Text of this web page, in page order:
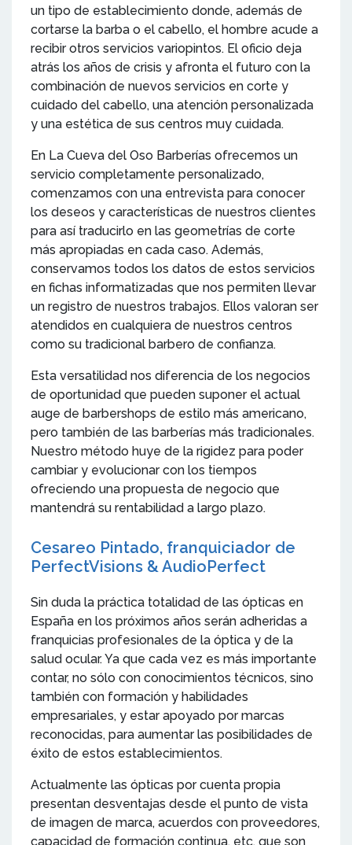
un tipo de establecimiento donde, además de
cortarse la barba o el cabello, el hombre acude a
recibir otros servicios variopintos. El oficio deja
atrás los años de crisis y afronta el futuro con la
combinación de nuevos servicios en corte y
cuidado del cabello, una atención personalizada
y una estética de sus centros muy cuidada.
En La Cueva del Oso Barberías ofrecemos un
servicio completamente personalizado,
comenzamos con una entrevista para conocer
los deseos y características de nuestros clientes
para así traducirlo en las geometrías de corte
más apropiadas en cada caso. Además,
conservamos todos los datos de estos servicios
en fichas informatizadas que nos permiten llevar
un registro de nuestros trabajos. Ellos valoran ser
atendidos en cualquiera de nuestros centros
como su tradicional barbero de confianza.
Esta versatilidad nos diferencia de los negocios
de oportunidad que pueden suponer el actual
auge de barbershops de estilo más americano,
pero también de las barberías más tradicionales.
Nuestro método huye de la rigidez para poder
cambiar y evolucionar con los tiempos
ofreciendo una propuesta de negocio que
mantendrá su rentabilidad a largo plazo.
Cesareo Pintado, franquiciador de
PerfectVisions & AudioPerfect
Sin duda la práctica totalidad de las ópticas en
España en los próximos años serán adheridas a
franquicias profesionales de la óptica y de la
salud ocular. Ya que cada vez es más importante
contar, no sólo con conocimientos técnicos, sino
también con formación y habilidades
empresariales, y estar apoyado por marcas
reconocidas, para aumentar las posibilidades de
éxito de estos establecimientos.
Actualmente las ópticas por cuenta propia
presentan desventajas desde el punto de vista
de imagen de marca, acuerdos con proveedores,
capacidad de formación continua, etc. que son